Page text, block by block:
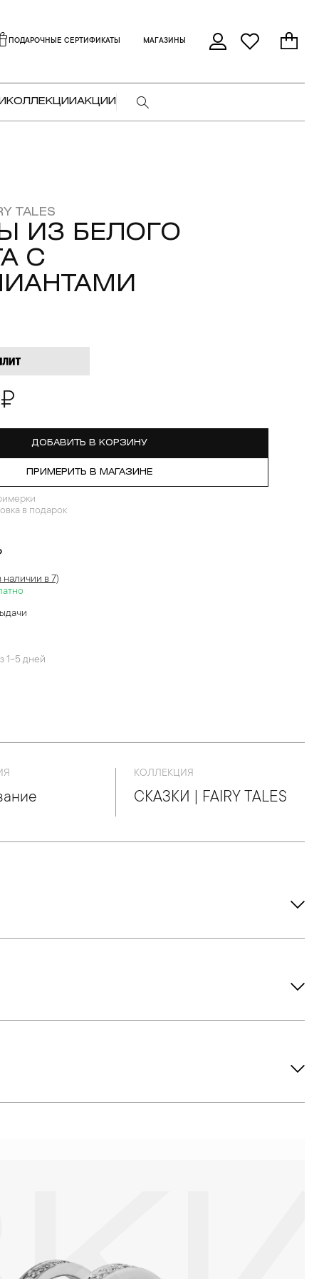
ПОДАРОЧНЫЕ СЕРТИФИКАТЫ МАГАЗИНЫ
КОЛЛЕКЦИИАКЦИИ
TALES
ИЗ БЕЛОГО
С
ДОБАВИТЬ В КОРЗИНУ
ПРИМЕРИТЬ В МАГАЗИНЕ
в подарок
наличии в 7)
1-5 дней
КОЛЛЕКЦИЯ
СКАЗКИ | FAIRY TALES